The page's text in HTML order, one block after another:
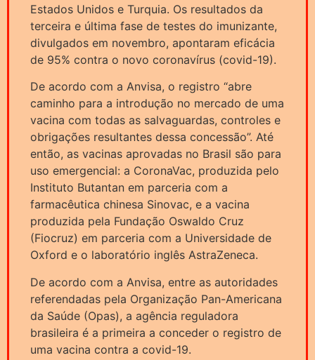
Estados Unidos e Turquia. Os resultados da
terceira e última fase de testes do imunizante,
divulgados em novembro, apontaram eficácia
de 95% contra o novo coronavírus (covid-19).
De acordo com a Anvisa, o registro “abre
caminho para a introdução no mercado de uma
vacina com todas as salvaguardas, controles e
obrigações resultantes dessa concessão”. Até
então, as vacinas aprovadas no Brasil são para
uso emergencial: a CoronaVac, produzida pelo
Instituto Butantan em parceria com a
farmacêutica chinesa Sinovac, e a vacina
produzida pela Fundação Oswaldo Cruz
(Fiocruz) em parceria com a Universidade de
Oxford e o laboratório inglês AstraZeneca.
De acordo com a Anvisa, entre as autoridades
referendadas pela Organização Pan-Americana
da Saúde (Opas), a agência reguladora
brasileira é a primeira a conceder o registro de
uma vacina contra a covid-19.